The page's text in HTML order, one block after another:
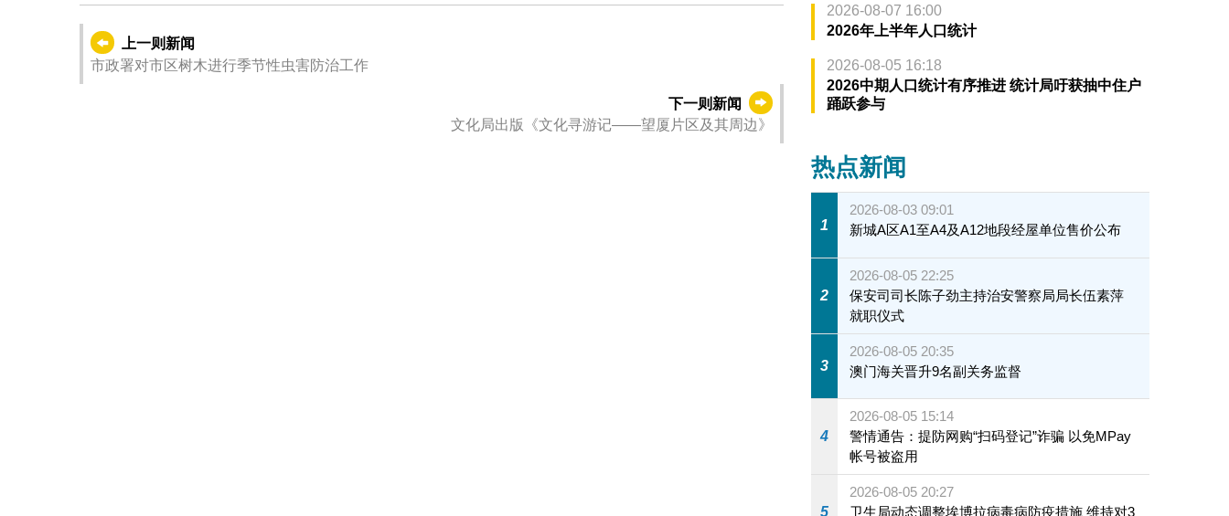
上一则新闻
市政署对市区树木进行季节性虫害防治工作
下一则新闻
文化局出版《文化寻游记——望厦片区及其周边》
2026-08-07 16:00
2026年上半年人口统计
2026-08-05 16:18
2026中期人口统计有序推进 统计局吁获抽中住户
踊跃参与
热点新闻
1
2026-08-03 09:01
新城A区A1至A4及A12地段经屋单位售价公布
2
2026-08-05 22:25
保安司司长陈子劲主持治安警察局局长伍素萍
就职仪式
3
2026-08-05 20:35
澳门海关晋升9名副关务监督
4
2026-08-05 15:14
警情通告：提防网购“扫码登记”诈骗 以免MPay
帐号被盗用
5
2026-08-05 20:27
卫生局动态调整埃博拉病毒病防疫措施 维持对3